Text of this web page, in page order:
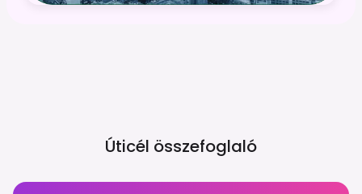
Úticél összefoglaló